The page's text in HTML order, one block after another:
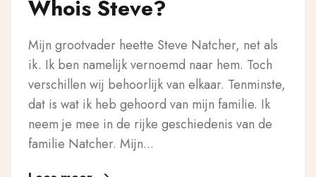
Whois Steve?
Mijn grootvader heette Steve Natcher, net als
ik. Ik ben namelijk vernoemd naar hem. Toch
verschillen wij behoorlijk van elkaar. Tenminste,
dat is wat ik heb gehoord van mijn familie. Ik
neem je mee in de rijke geschiedenis van de
familie Natcher. Mijn...